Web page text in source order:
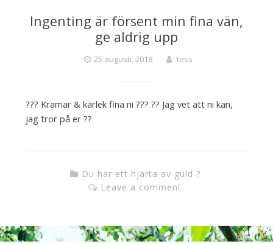
Ingenting är försent min fina vän,
ge aldrig upp
25 augusti, 2018 tess
??? Kramar & kärlek fina ni ??? ?? Jag vet att ni kan,
jag tror på er ??
Du har ett hjärta av guld ?
Leave a comment